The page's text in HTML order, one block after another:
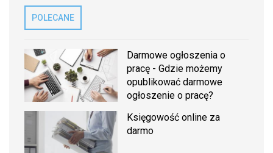
POLECANE
Darmowe ogłoszenia o
pracę - Gdzie możemy
opublikować darmowe
ogłoszenie o pracę?
Księgowość online za
darmo